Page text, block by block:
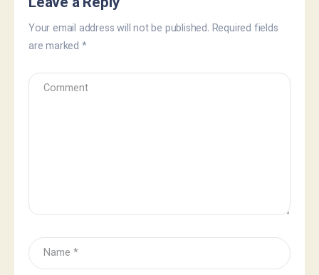
Your email address will not be published. Required fields
are marked *